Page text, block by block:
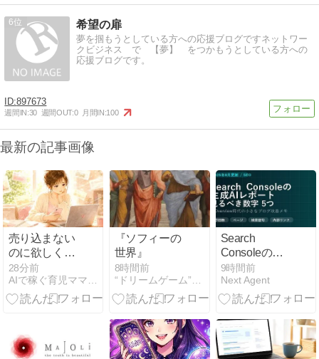
6 希望の扉
夢を掴もうとしている方への応援ブログですネットワー
クビジネス で 【夢】 をつかもうとしている方への
応援ブログです。
897673
週間IN:30 週間OUT:0 月間IN:100
最新の記事画像
売り込まない
のに欲しくな
る、魅惑の文
章術
28分前
『ソフィーの
世界』
8時間前
Search
Consoleの生
成AIパフォー
マンスとは？
AI Overview時
ログが見るべ
き数字
9時間前
Next Agent